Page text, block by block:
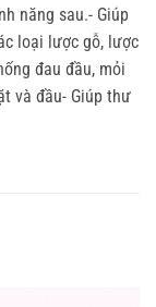
năng sau.- Giúp
loại lược gỗ, lược
đau đầu, mỏi
và đầu- Giúp thư